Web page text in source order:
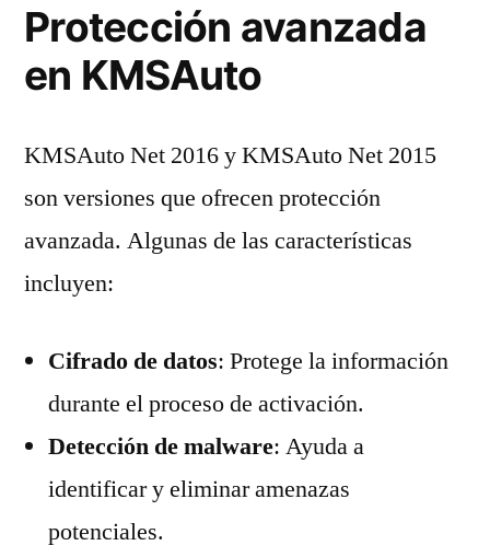
Protección avanzada
en KMSAuto
KMSAuto Net 2016 y KMSAuto Net 2015
son versiones que ofrecen protección
avanzada. Algunas de las características
incluyen:
Cifrado de datos: Protege la información
durante el proceso de activación.
Detección de malware: Ayuda a
identificar y eliminar amenazas
potenciales.